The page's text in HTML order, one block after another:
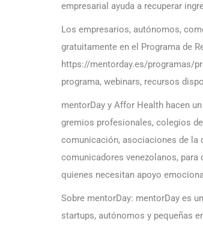
empresarial ayuda a recuperar
Los empresarios, autónomos,
gratuitamente en el Programa de
https://mentorday.es/programas/
programa, webinars, recursos
mentorDay y Affor Health hacen
gremios profesionales, colegios
comunicación, asociaciones de la
comunicadores venezolanos,
quienes necesitan apoyo
Sobre mentorDay: mentorDay es
startups, autónomos y pequeñas